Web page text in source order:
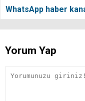
WhatsApp haber
Yorum Yap